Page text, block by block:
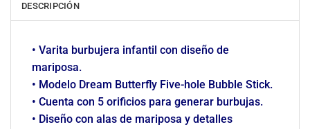
DESCRIPCIÓN
• Varita burbujera infantil con diseño de
mariposa.
• Modelo Dream Butterfly Five-hole Bubble Stick.
• Cuenta con 5 orificios para generar burbujas.
• Diseño con alas de mariposa y detalles